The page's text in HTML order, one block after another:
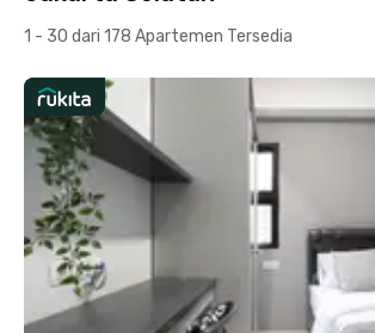
1 - 30 dari 178 Apartemen Tersedia